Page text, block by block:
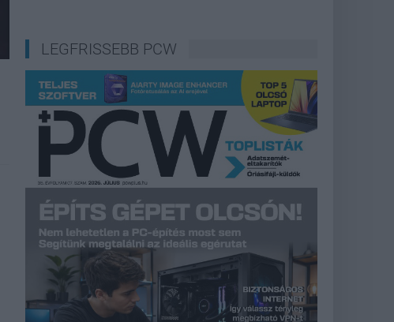
LEGFRISSEBB PCW